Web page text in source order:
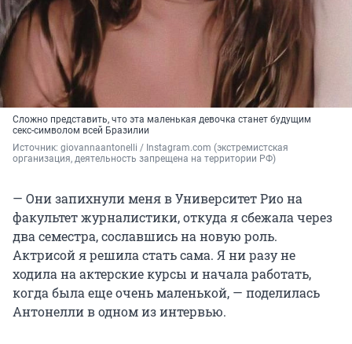
Сложно представить, что эта маленькая девочка станет будущим
секс-символом всей Бразилии
Источник: giovannaantonelli / Instagram.com (экстремистская
организация, деятельность запрещена на территории РФ)
— Они запихнули меня в Университет Рио на
факультет журналистики, откуда я сбежала через
два семестра, сославшись на новую роль.
Актрисой я решила стать сама. Я ни разу не
ходила на актерские курсы и начала работать,
когда была еще очень маленькой, — поделилась
Антонелли в одном из интервью.